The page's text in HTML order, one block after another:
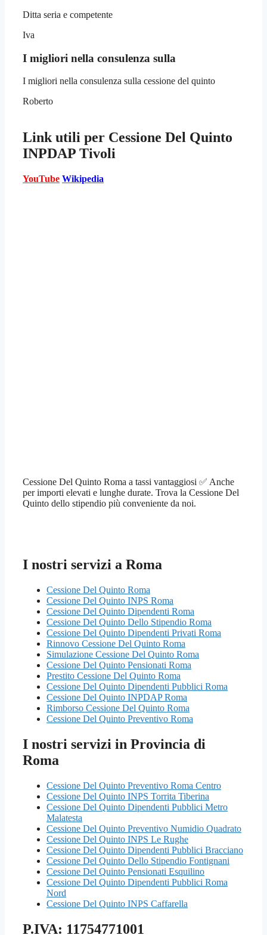
Ditta seria e competente
Iva
I migliori nella consulenza sulla
I migliori nella consulenza sulla cessione del quinto
Roberto
Link utili per Cessione Del Quinto
INPDAP Tivoli
YouTube Wikipedia
Cessione Del Quinto Roma a tassi vantaggiosi ✅ Anche
per importi elevati e lunghe durate. Trova la Cessione Del
Quinto dello stipendio più conveniente da noi.
I nostri servizi a Roma
Cessione Del Quinto Roma
Cessione Del Quinto INPS Roma
Cessione Del Quinto Dipendenti Roma
Cessione Del Quinto Dello Stipendio Roma
Cessione Del Quinto Dipendenti Privati Roma
Rinnovo Cessione Del Quinto Roma
Simulazione Cessione Del Quinto Roma
Cessione Del Quinto Pensionati Roma
Prestito Cessione Del Quinto Roma
Cessione Del Quinto Dipendenti Pubblici Roma
Cessione Del Quinto INPDAP Roma
Rimborso Cessione Del Quinto Roma
Cessione Del Quinto Preventivo Roma
I nostri servizi in Provincia di
Roma
Cessione Del Quinto Preventivo Roma Centro
Cessione Del Quinto INPS Torrita Tiberina
Cessione Del Quinto Dipendenti Pubblici Metro
Malatesta
Cessione Del Quinto Preventivo Numidio Quadrato
Cessione Del Quinto INPS Le Rughe
Cessione Del Quinto Dipendenti Pubblici Bracciano
Cessione Del Quinto Dello Stipendio Fontignani
Cessione Del Quinto Pensionati Esquilino
Cessione Del Quinto Dipendenti Pubblici Roma
Nord
Cessione Del Quinto INPS Caffarella
P.IVA: 11754771001